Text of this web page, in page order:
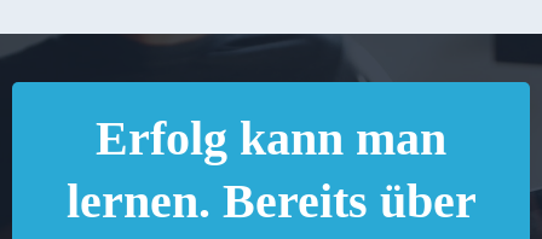
Erfolg kann man
lernen. Bereits über